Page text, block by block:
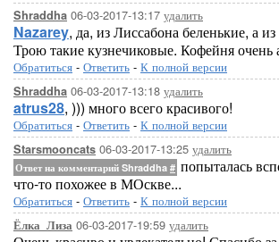
Shraddha 06-03-2017-13:17 удалить
Nazarey, да, из Лиссабона беленькие, а
Трою такие кузнечиковые. Кофейня очень
Обратиться - Ответить - К полной версии
Shraddha 06-03-2017-13:18 удалить
atrus28, ))) много всего красивого!
Обратиться - Ответить - К полной версии
Starsmooncats 06-03-2017-13:25 удалить
Ответ на комментарий Shraddha # попыталась
что-то похожее в МОскве...
Обратиться - Ответить - К полной версии
Ёлка_Лиза 06-03-2017-19:59 удалить